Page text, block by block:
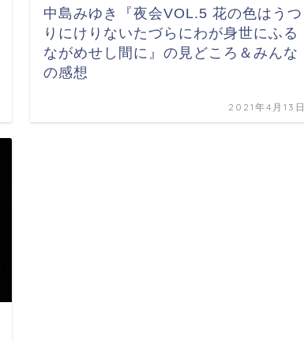
中島みゆき『夜会VOL.5 花の色はうつ
りにけりないたづらにわが身世にふる
ながめせし間に』の見どころ＆みんな
の感想
2021年4月13日